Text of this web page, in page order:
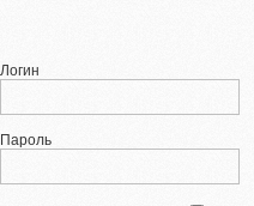
Логин
Пароль